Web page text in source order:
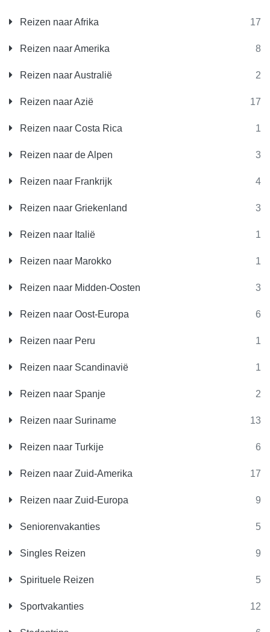
Reizen naar Afrika 17
Reizen naar Amerika 8
Reizen naar Australië 2
Reizen naar Azië 17
Reizen naar Costa Rica 1
Reizen naar de Alpen 3
Reizen naar Frankrijk 4
Reizen naar Griekenland 3
Reizen naar Italië 1
Reizen naar Marokko 1
Reizen naar Midden-Oosten 3
Reizen naar Oost-Europa 6
Reizen naar Peru 1
Reizen naar Scandinavië 1
Reizen naar Spanje 2
Reizen naar Suriname 13
Reizen naar Turkije 6
Reizen naar Zuid-Amerika 17
Reizen naar Zuid-Europa 9
Seniorenvakanties 5
Singles Reizen 9
Spirituele Reizen 5
Sportvakanties 12